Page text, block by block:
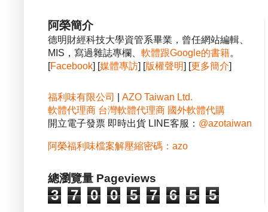
阿榮簡介
德明財經科技大學資管系畢業，曾任網站編輯、
MIS，寫過雜誌專欄、 軟體跟Google的書籍。
[Facebook] [媒體專訪] [版權聲明] [更多簡介]
福利味有限公司
AZO Taiwan Ltd.
軟體代理商 台灣軟體代理商 國外軟體代購
開立電子發票 即時出貨 LINE客服： @azotaiwan
阿榮福利味檔案解壓縮密碼：azo
總瀏覽量 Pageviews
3 7 0 0 5 7 6 5 5